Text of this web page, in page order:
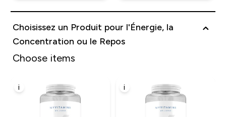
Choisissez un Produit pour l'Énergie, la
Concentration ou le Repos
Choose items
i i